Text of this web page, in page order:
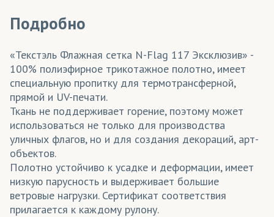
Подробно
«Текстэль Флажная сетка N-Flag 117 Эксклюзив» -
100% полиэфирное трикотажное полотно, имеет
специальную пропитку для термотрансферной,
прямой и UV-печати.
Ткань не поддерживает горение, поэтому может
использоваться не только для производства
уличных флагов, но и для создания декораций, арт-
объектов.
Полотно устойчиво к усадке и деформации, имеет
низкую парусность и выдерживает большие
ветровые нагрузки. Сертификат соответствия
прилагается к каждому рулону.